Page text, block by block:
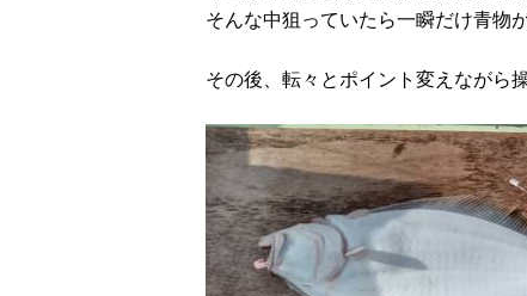
そんな中狙っていたら一瞬だけ青物
その後、転々とポイント変えながら